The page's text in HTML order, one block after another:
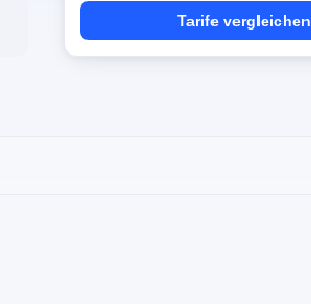
Tarife vergleichen